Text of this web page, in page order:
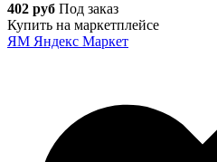
402 руб Под заказ
Купить на маркетплейсе
ЯМ Яндекс Маркет